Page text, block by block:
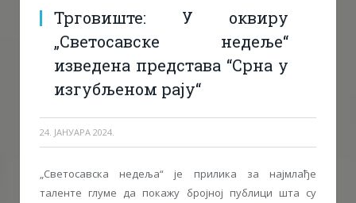
Трговиште: У оквиру
„Светосавске недеље“
изведена представа “Срна у
изгубљеном рају“
24. ЈАНУАРА 2024.
„Светосавска недеља“ је прилика за најмлађе
таленте глуме да покажу бројној публици шта су